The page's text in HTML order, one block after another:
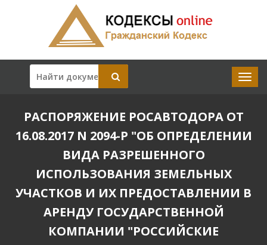
РАСПОРЯЖЕНИЕ РОСАВТОДОРА ОТ
16.08.2017 N 2094-Р "ОБ ОПРЕДЕЛЕНИИ
ВИДА РАЗРЕШЕННОГО
ИСПОЛЬЗОВАНИЯ ЗЕМЕЛЬНЫХ
УЧАСТКОВ И ИХ ПРЕДОСТАВЛЕНИИ В
АРЕНДУ ГОСУДАРСТВЕННОЙ
КОМПАНИИ "РОССИЙСКИЕ